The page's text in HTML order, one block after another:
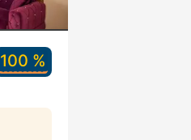
100 %